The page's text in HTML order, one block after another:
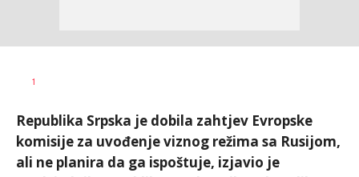
AUTOR
1
Republika Srpska je dobila zahtjev Evropske
komisije za uvođenje viznog režima sa Rusijom,
ali ne planira da ga ispoštuje, izjavio je